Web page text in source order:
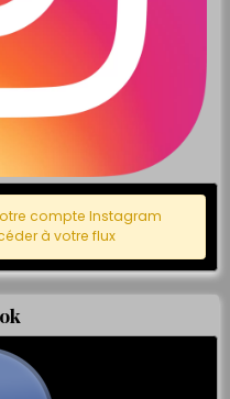
compte Instagram
à votre flux